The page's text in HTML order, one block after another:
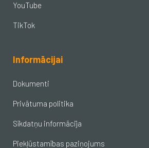
YouTube
TikTok
Informācijai
Dokumenti
Privātuma politika
Sīkdatņu informācija
Piekļūstamības paziņojums